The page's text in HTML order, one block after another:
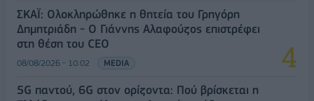
ΣΚΑΪ: Ολοκληρώθηκε η θητεία του Γρηγόρη
Δημητριάδη - Ο Γιάννης Αλαφούζος επιστρέφει
στη θέση του CEO
08/08/2026 - 10:02 MEDIA
5G παντού, 6G στον ορίζοντα: Πού βρίσκεται η